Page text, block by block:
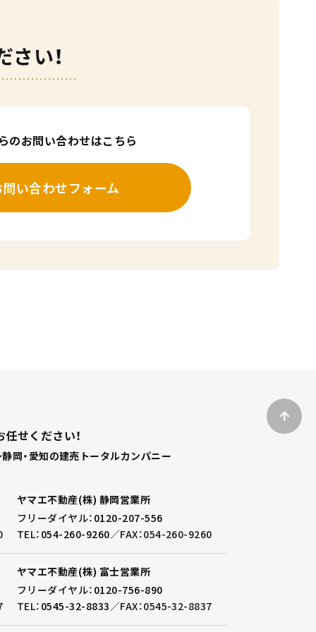
い！
のお問い合わせはこちら
問い合わせフォーム
せください！
岡・愛知の建売トータルカンパニー
ヤマエ不動産(株) 静岡営業所
フリーダイヤル： 0120-207-556
TEL： 054-260-9260／FAX：054-260-9260
ヤマエ不動産(株) 富士営業所
フリーダイヤル： 0120-756-890
TEL： 0545-32-8833／FAX：0545-32-8837